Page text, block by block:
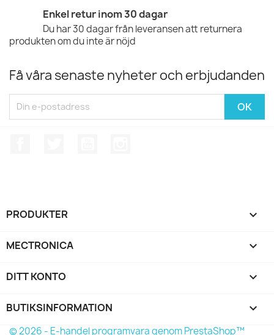
Enkel retur inom 30 dagar
Du har 30 dagar från leveransen att returnera
produkten om du inte är nöjd
Få våra senaste nyheter och erbjudanden
PRODUKTER 
MECTRONICA 
DITT KONTO 
BUTIKSINFORMATION keyboard_arrow_down
© 2026 - E-handel programvara genom PrestaShop™